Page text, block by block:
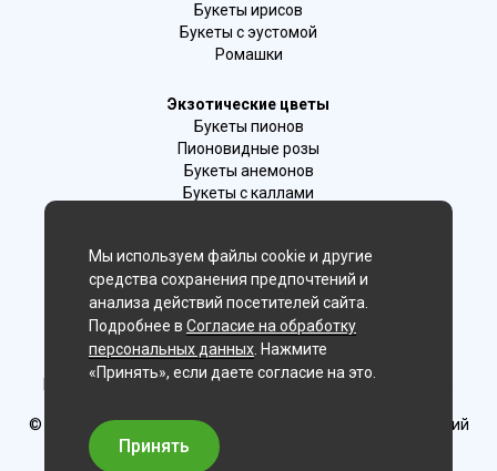
Букеты ирисов
Букеты с эустомой
Ромашки
Экзотические цветы
Букеты пионов
Пионовидные розы
Букеты анемонов
Букеты с каллами
Лаванда
Гиацинты
Мы в соц. сетях:
Новосибирск, 2-й Бронный пер., 28/1 (цветочный салон)
© Delaflor - доставка цветов, 2012-2026
ИП Рыжков Евгений
Вячеславович
ИНН 540409481687 ОГРН 325547600130383
Мы используем файлы cookie и другие
средства сохранения предпочтений и
анализа действий посетителей сайта.
Подробнее в Согласие на обработку
персональных данных . Нажмите
«Принять», если даете согласие на это.
Принять